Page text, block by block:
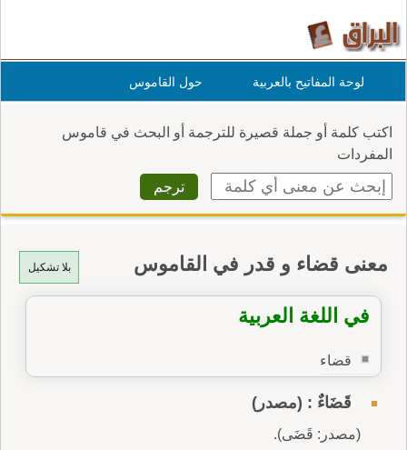
لوحة المفاتيح بالعربية حول القاموس
اكتب كلمة أو جملة قصيرة للترجمة أو البحث في قاموس
المفردات
بلا تشكيل معنى قضاء و قدر في القاموس
في اللغة العربية
قضاء
قَضَاءٌ : (مصدر)
(مصدر: قَضَى).